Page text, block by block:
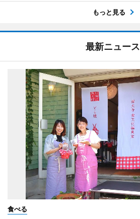
もっと見る
最新ニュース
食べる